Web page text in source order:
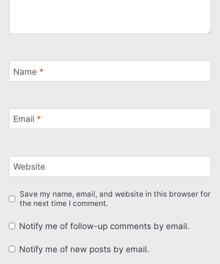
Name *
Email *
Website
Save my name, email, and website in this browser for
the next time I comment.
Notify me of follow-up comments by email.
Notify me of new posts by email.